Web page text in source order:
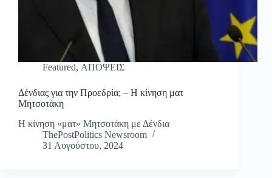
Featured, ΑΠΟΨΕΙΣ
Δένδιας για την Προεδρία; – Η κίνηση ματ
Μητσοτάκη
Η κίνηση «ματ» Μητσοτάκη με Δένδια
ThePostPolitics Newsroom
31 Αυγούστου, 2024